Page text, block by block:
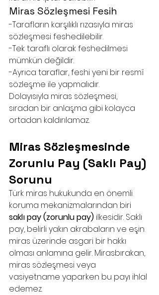
Miras Sözleşmesi Fesih
-Tarafların karşılıklı rızasıyla miras
sözleşmesi feshedilebilir.
-Tek taraflı olarak feshedilmesi
mümkün değildir.
-Ayrıca taraflar, feshi yeni bir resmî
sözleşme ile yapmalıdır.
Dolayısıyla miras sözleşmesi,
sıradan bir anlaşma gibi kolayca
ortadan kaldırılamaz.
Miras Sözleşmesinde
Zorunlu Pay (Saklı Pay)
Sorunu
Türk miras hukukunda en önemli
koruma mekanizmalarından biri
saklı pay (zorunlu pay) ilkesidir. Saklı
pay, belirli yakın akrabaların ve eşin
miras üzerinde asgari bir hakkı
olması anlamına gelir. Mirasbırakan,
miras sözleşmesi veya
vasiyetname yaparken bu payı ihlal
edemez.